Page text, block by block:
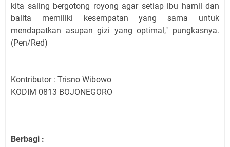
kita saling bergotong royong agar setiap ibu hamil dan
balita memiliki kesempatan yang sama untuk
mendapatkan asupan gizi yang optimal," pungkasnya.
(Pen/Red)
Kontributor : Trisno Wibowo
KODIM 0813 BOJONEGORO
Berbagi :